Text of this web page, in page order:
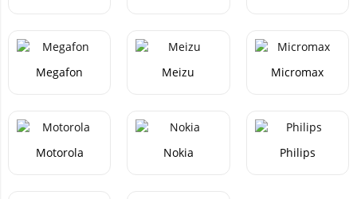
Megafon Meizu Micromax
Motorola Nokia Philips